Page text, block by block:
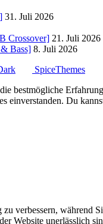
31. Juli 2026
Crossover] 21. Juli 2026
Bass] 8. Juli 2026
SpiceThemes
bestmögliche
Du
verbessern, während
Website unerlässlich